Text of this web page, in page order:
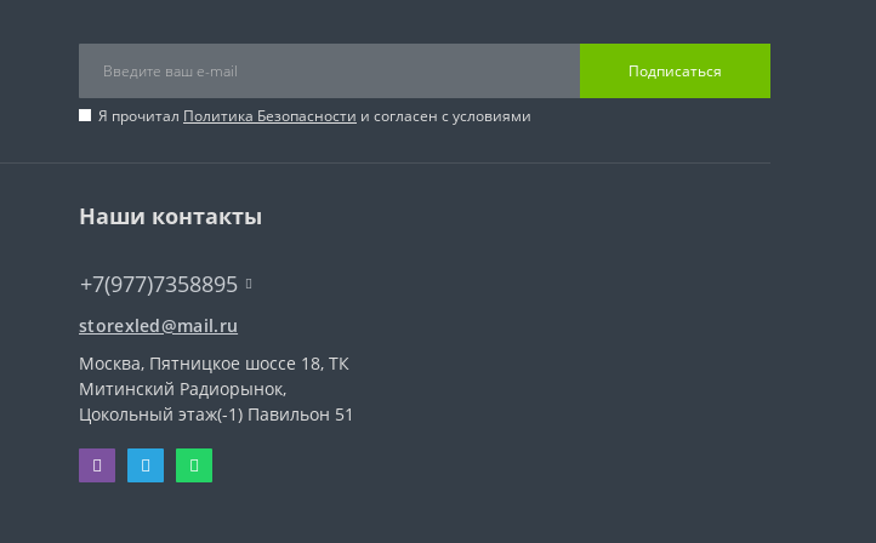
Подписаться
Я прочитал Политика Безопасности и согласен с условиями
Наши контакты
+7(977)7358895
storexled@mail.ru
Москва, Пятницкое шоссе 18, ТК
Митинский Радиорынок,
Цокольный этаж(-1) Павильон 51